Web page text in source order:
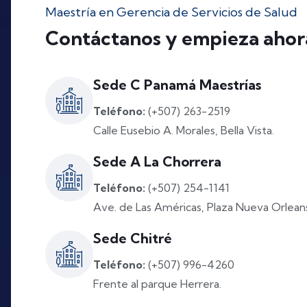
Maestría en Gerencia de Servicios de Salud
Contáctanos y empieza
Sede C Panamá Maestrías
Teléfono: (+507) 263-2519
Calle Eusebio A. Morales, Bella Vista.
Sede A La Chorrera
Teléfono: (+507) 254-1141
Ave. de Las Américas, Plaza Nueva
Sede Chitré
Teléfono: (+507) 996-4260
Frente al parque Herrera.